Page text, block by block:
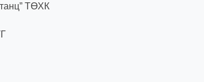
ТӨХК